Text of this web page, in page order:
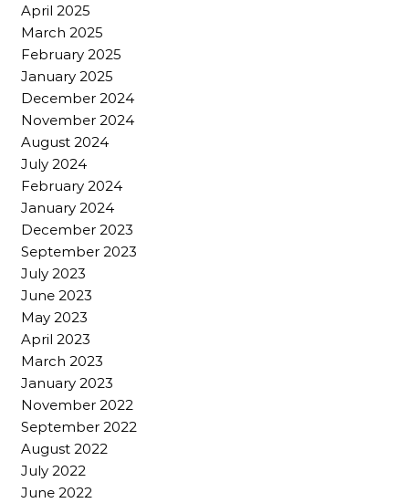
April 2025
March 2025
February 2025
January 2025
December 2024
November 2024
August 2024
July 2024
February 2024
January 2024
December 2023
September 2023
July 2023
June 2023
May 2023
April 2023
March 2023
January 2023
November 2022
September 2022
August 2022
July 2022
June 2022